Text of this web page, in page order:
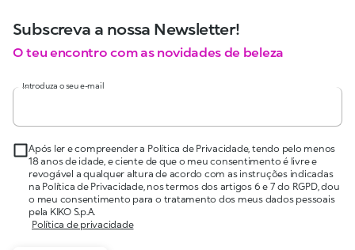
Subscreva a nossa Newsletter!
O teu encontro com as novidades de beleza
Introduza o seu e-mail
Após ler e compreender a Política de Privacidade, tendo pelo menos
18 anos de idade, e ciente de que o meu consentimento é livre e
revogável a qualquer altura de acordo com as instruções indicadas
na Política de Privacidade, nos termos dos artigos 6 e 7 do RGPD, dou
o meu consentimento para o tratamento dos meus dados pessoais
pela KIKO S.p.A.
Política de privacidade